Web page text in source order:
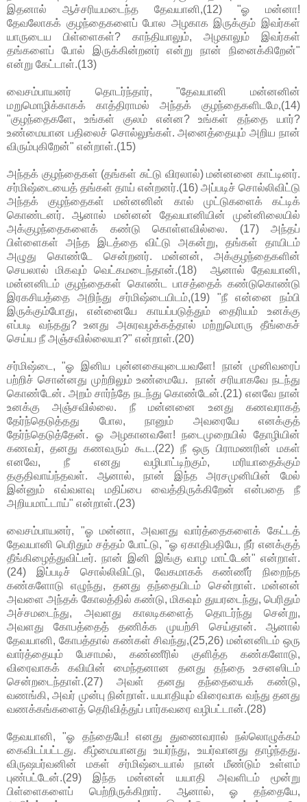
இதனால் ஆச்சரியமடைந்த தேவயானி,(12) "ஓ மன்னா!
தேவலோகக் குழந்தைகளைப் போல அழகாக இருக்கும் இவர்கள்
யாருடைய பிள்ளைகள்? காந்தியாலும், அழகாலும் இவர்கள்
தங்களைப் போல் இருக்கின்றனர் என்று நான் நினைக்கிறேன்"
என்று கேட்டாள்.(13)
வைசம்பாயனர் தொடர்ந்தார், "தேவயானி மன்னனின்
மறுமொழிக்காகக் காத்திராமல் அந்தக் குழந்தைகளிடமே,(14)
"குழந்தைகளே, உங்கள் குலம் என்ன? உங்கள் தந்தை யார்?
உண்மையான பதிலைச் சொல்லுங்கள். அனைத்தையும் அறிய நான்
விரும்புகிறேன்" என்றாள்.(15)
அந்தக் குழந்தைகள் (தங்கள் சுட்டு விரலால்) மன்னனை காட்டினர்.
சர்மிஷ்டையைத் தங்கள் தாய் என்றனர்.(16) அப்படிச் சொல்லிவிட்டு
அந்தக் குழந்தைகள் மன்னனின் கால் முட்டுகளைக் கட்டிக்
கொண்டனர். ஆனால் மன்னன் தேவயானியின் முன்னிலையில்
அக்குழந்தைகளைக் கண்டு கொள்ளவில்லை. (17) அந்தப்
பிள்ளைகள் அந்த இடத்தை விட்டு அகன்று, தங்கள் தாயிடம்
அழுது கொண்டே சென்றனர். மன்னன், அக்குழந்தைகளின்
செயலால் மிகவும் வெட்கமடைந்தான்.(18) ஆனால் தேவயானி,
மன்னனிடம் குழந்தைகள் கொண்ட பாசத்தைக் கண்டுகொண்டு
இரகசியத்தை அறிந்து சர்மிஷ்டையிடம்,(19) "நீ என்னை நம்பி
இருக்கும்போது, என்னையே காயப்படுத்தும் தைரியம் உனக்கு
எப்படி வந்தது? உனது அசுரவழக்கத்தால் மற்றுமொரு தீங்கைச்
செய்ய நீ அஞ்சவில்லையா?" என்றாள்.(20)
சர்மிஷ்டை, "ஓ இனிய புன்னகையுடையவளே! நான் முனிவரைப்
பற்றிச் சொன்னது முற்றிலும் உண்மையே. நான் சரியாகவே நடந்து
கொண்டேன். அறம் சார்ந்தே நடந்து கொண்டேன்.(21) எனவே நான்
உனக்கு அஞ்சவில்லை. நீ மன்னனை உனது கணவராகத்
தேர்ந்தெடுத்தது போல, நானும் அவரையே எனக்குத்
தேர்ந்தெடுத்தேன். ஓ அழகானவளே! நடைமுறையில் தோழியின்
கணவர், தனது கணவரும் கூட.(22) நீ ஒரு பிராமணரின் மகள்
எனவே, நீ எனது வழிபாட்டிற்கும், மரியாதைக்கும்
தகுதிவாய்ந்தவள். ஆனால், நான் இந்த அரசமுனியின் மேல்
இன்னும் எவ்வளவு மதிப்பை வைத்திருக்கிறேன் என்பதை நீ
அறியமாட்டாய்" என்றாள்.(23)
வைசம்பாயனர், "ஓ மன்னா, அவளது வார்த்தைகளைக் கேட்டத்
தேவயானி பெரிதும் சத்தம் போட்டு, "ஓ ஏகாதிபதியே, நீர் எனக்குத்
தீங்கிழைத்துவிட்டீர். நான் இனி இங்கு வாழ மாட்டேன்" என்றாள்.
(24) இப்படிச் சொல்லிவிட்டு, வேகமாகக் கண்ணீர் நிறைந்த
கண்களோடு எழுந்து, தனது தந்தையிடம் சென்றாள். மன்னன்
அவளை அந்தக் கோலத்தில் கண்டு, மிகவும் துயரடைந்து, பெரிதும்
அச்சமடைந்து, அவளது காலடிகளைத் தொடர்ந்து சென்று,
அவளது கோபத்தைத் தணிக்க முயற்சி செய்தான். ஆனால்
தேவயானி, கோபத்தால் கண்கள் சிவந்து,(25,26) மன்னனிடம் ஒரு
வார்த்தையும் பேசாமல், கண்ணீரில் குளித்த கண்களோடு,
விரைவாகக் கவியின் மைந்தனான தனது தந்தை உசனஸிடம்
சென்றடைந்தாள்.(27) அவள் தனது தந்தையைக் கண்டு,
வணங்கி, அவர் முன்பு நின்றாள். யயாதியும் விரைவாக வந்து தனது
வணக்கங்களைத் தெரிவித்துப் பார்கவரை வழிபட்டான்.(28)
தேவயானி, "ஓ தந்தையே! எனது துணைவரால் நல்லொழுக்கம்
கைவிடப்பட்டது. கீழ்மையானது உயர்ந்து, உயர்வானது தாழ்ந்தது.
விருஷபர்வனின் மகள் சர்மிஷ்டையால் நான் மீண்டும் உள்ளம்
புண்பட்டேன்.(29) இந்த மன்னன் யயாதி அவளிடம் மூன்று
பிள்ளைகளைப் பெற்றிருக்கிறார். ஆனால், ஓ தந்தையே,